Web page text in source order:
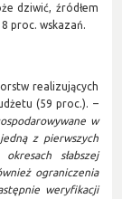
dziwić, źródłem
proc. wskazań.
realizujących
(59 proc.). –
w
z pierwszych
słabszej
ograniczenia
weryfikacji